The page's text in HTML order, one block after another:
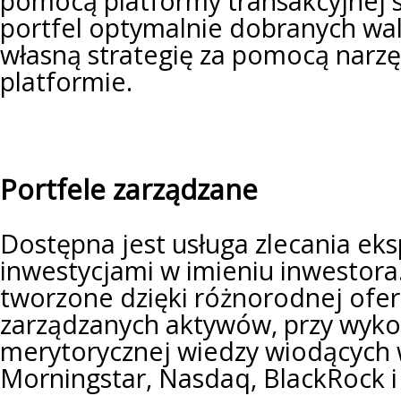
portfel optymalnie dobranych
własną strategię za pomocą
platformie.
Portfele zarządzane
Dostępna jest usługa zlecania
inwestycjami w imieniu
tworzone dzięki różnorodnej
zarządzanych aktywów, przy
merytorycznej wiedzy
Morningstar, Nasdaq,